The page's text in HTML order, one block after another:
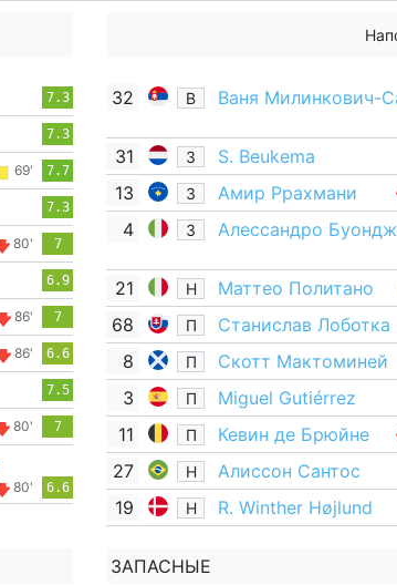
7.3
7.3
69' 7.7
7.3
80' 7
6.9
86' 7
86' 6.6
7.5
80' 7
80' 6.6
32 В Ваня Милинкович-
31 З S. Beukema
13 З Амир Ррахмани
4 З Алессандро
21 Н Маттео Политано
68 П Станислав Лоботка
8 П Скотт Мактоминей
3 П Miguel Gutiérrez
11 П Кевин де Брюйне
27 Н Алиссон Сантос
19 Н R. Winther Højlund
ЗАПАСНЫЕ